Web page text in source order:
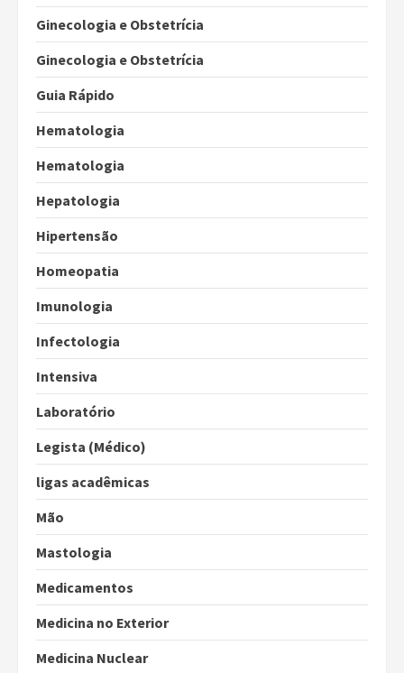
Ginecologia e Obstetrícia
Ginecologia e Obstetrícia
Guia Rápido
Hematologia
Hematologia
Hepatologia
Hipertensão
Homeopatia
Imunologia
Infectologia
Intensiva
Laboratório
Legista (Médico)
ligas acadêmicas
Mão
Mastologia
Medicamentos
Medicina no Exterior
Medicina Nuclear